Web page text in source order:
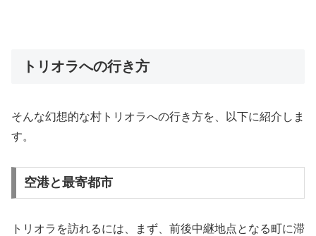
トリオラへの行き方
そんな幻想的な村トリオラへの行き方を、以下に紹介しま
す。
空港と最寄都市
トリオラを訪れるには、まず、前後中継地点となる町に滞